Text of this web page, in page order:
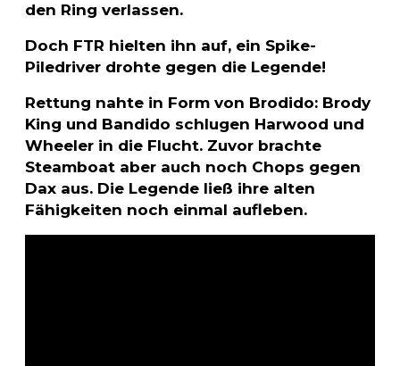
den Ring verlassen.
Doch FTR hielten ihn auf, ein Spike-
Piledriver drohte gegen die Legende!
Rettung nahte in Form von Brodido: Brody
King und Bandido schlugen Harwood und
Wheeler in die Flucht. Zuvor brachte
Steamboat aber auch noch Chops gegen
Dax aus. Die Legende ließ ihre alten
Fähigkeiten noch einmal aufleben.